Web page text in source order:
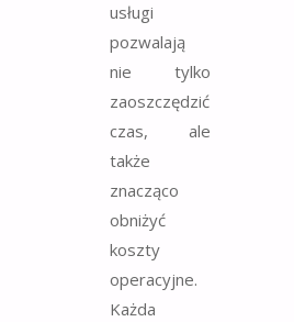
usługi
pozwalają
nie tylko
zaoszczędzić
czas, ale
także
znacząco
obniżyć
koszty
operacyjne.
Każda